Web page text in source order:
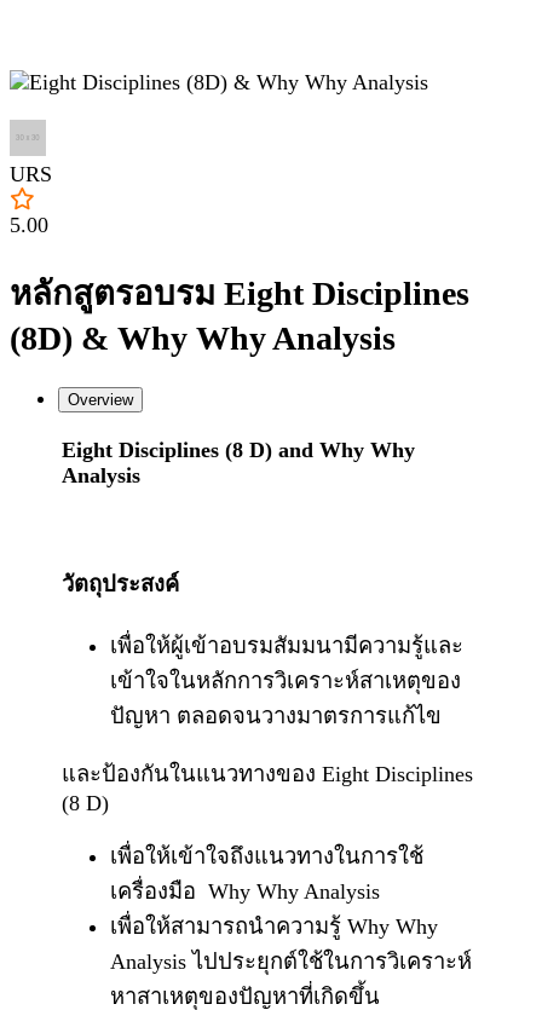
URS
5.00
หลักสูตรอบรม Eight Disciplines
(8D) & Why Why Analysis
Overview
Eight Disciplines (8 D) and Why Why
Analysis
วัตถุประสงค์
เพื่อให้ผู้เข้าอบรมสัมมนามีความรู้และ
เข้าใจในหลักการวิเคราะห์สาเหตุของ
ปัญหา ตลอดจนวางมาตรการแก้ไข
และป้องกันในแนวทางของ Eight Disciplines
(8 D)
เพื่อให้เข้าใจถึงแนวทางในการใช้
เครื่องมือ Why Why Analysis
เพื่อให้สามารถนำความรู้ Why Why
Analysis ไปประยุกต์ใช้ในการวิเคราะห์
หาสาเหตุของปัญหาที่เกิดขึ้น